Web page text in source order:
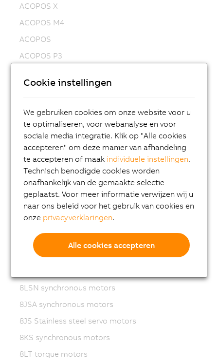
ACOPOS X
ACOPOS M4
ACOPOS
ACOPOS P3
ACOPOSremote
Variable frequency drives (VFD)
8LS-4 synchronous motors
8MS-4 synchronous motors
ACOPOSmotor Compact
8WSA servo motors
8WSB gear motors
8LVA synchronous motors
8LVB gear motors
8LWA synchronous motors
8LSN synchronous motors
8JSA synchronous motors
8JS Stainless steel servo motors
8KS synchronous motors
8LT torque motors
Cookie instellingen
We gebruiken cookies om onze website voor u
te optimaliseren, voor webanalyse en voor
sociale media integratie. Klik op "Alle cookies
accepteren" om deze manier van afhandeling
te accepteren of maakindividuele instellingen.
Technisch benodigde cookies worden
onafhankelijk van de gemaakte selectie
geplaatst. Voor meer informatie verwijzen wij u
naar ons beleid voor het gebruik van cookies en
onze privacyverklaringen.
Alle cookies accepteren